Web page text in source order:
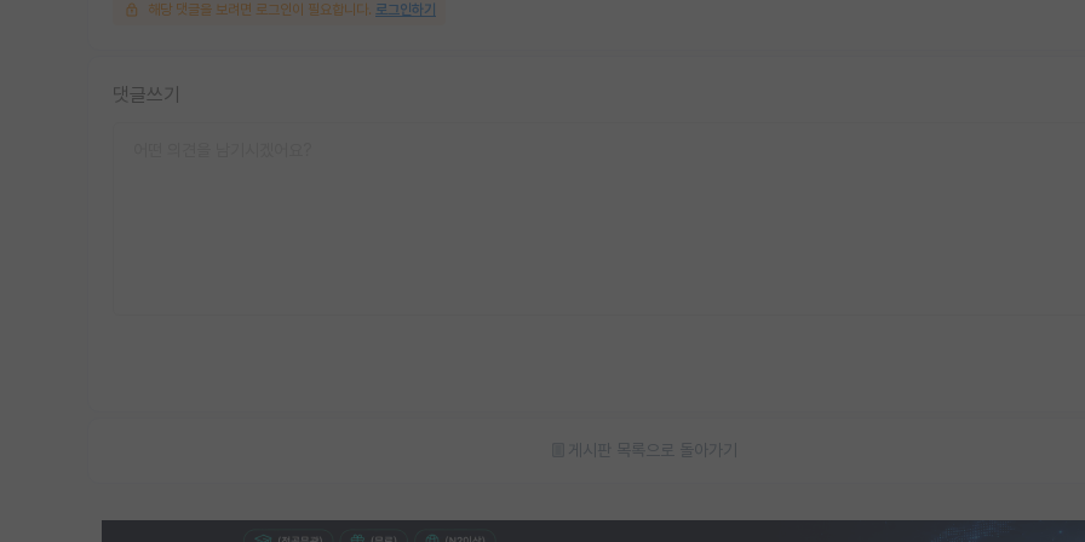
해당 댓글을 보려면 로그인이 필요합니다. 로그인하기
댓글쓰기
게시판 목록으로 돌아가기